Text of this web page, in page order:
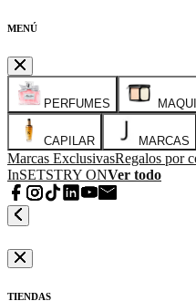
MENÚ
PERFUMES
CAPILAR MARCAS
Marcas ExclusivasRegalos por
InSETSTRY ONVer todo
TIENDAS